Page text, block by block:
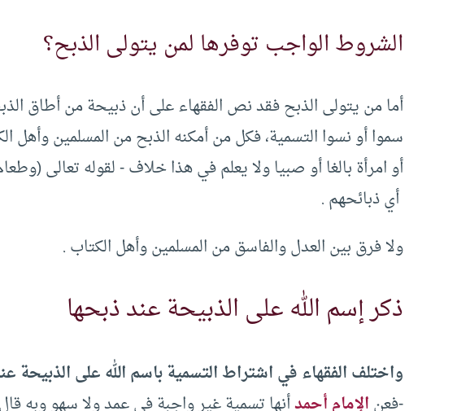
الشروط الواجب توفرها لمن يتولى الذبح؟
أما من يتولى الذبح فقد نص الفقهاء على أن ذبيحة من أطاق
سموا أو نسوا التسمية، فكل من أمكنه الذبح من المسلمين وأهل
أي ذبائحهم .‏
ولا فرق بين العدل والفاسق من المسلمين وأهل الكتاب .‏
ذكر إسم الله على الذبيحة عند ذبحها
واختلف الفقهاء في اشتراط التسمية باسم الله على الذبيحة
-فعنالإمام أحمدأنها تسمية غير واجبة في عمد ولا سهو وبه